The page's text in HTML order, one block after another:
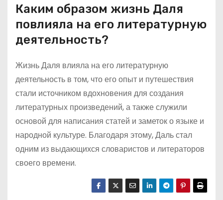
Каким образом жизнь Даля
повлияла на его литературную
деятельность?
Жизнь Даля влияла на его литературную
деятельность в том, что его опыт и путешествия
стали источником вдохновения для создания
литературных произведений, а также служили
основой для написания статей и заметок о языке и
народной культуре. Благодаря этому, Даль стал
одним из выдающихся словаристов и литераторов
своего времени.